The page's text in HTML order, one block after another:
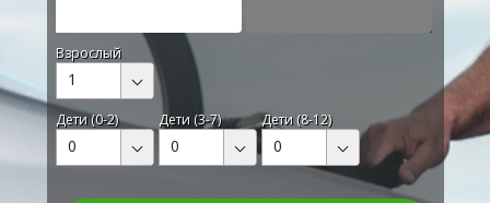
Взрослый
1
Дети (0-2)
0
Дети (3-7)
0
Дети (8-12)
0